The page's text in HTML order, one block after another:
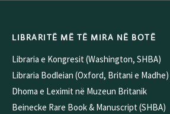
LIBRARITË MË TË MIRA NË BOTË
Libraria e Kongresit (Washington, SHBA)
Libraria Bodleian (Oxford, Britani e Madhe)
Dhoma e Leximit në Muzeun Britanik
Beinecke Rare Book & Manuscript (SHBA)